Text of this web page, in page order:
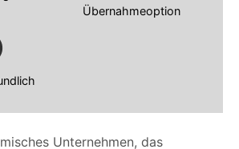
Unternehmen, das
Übernahmeoption